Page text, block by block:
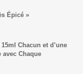
Épicé »
Chacun et d’une
avec Chaque